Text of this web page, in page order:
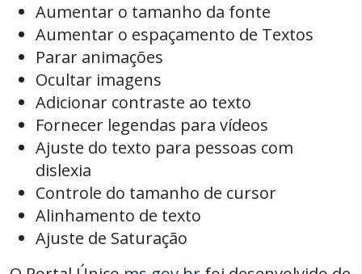
Aumentar o tamanho da fonte
Aumentar o espaçamento de Textos
Parar animações
Ocultar imagens
Adicionar contraste ao texto
Fornecer legendas para vídeos
Ajuste do texto para pessoas com
dislexia
Controle do tamanho de cursor
Alinhamento de texto
Ajuste de Saturação